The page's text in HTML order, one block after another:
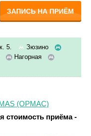
ЗАПИСЬ НА ПРИЁМ
5.
Зюзино
Нагорная
(ОРМАС)
стоимость приёма -